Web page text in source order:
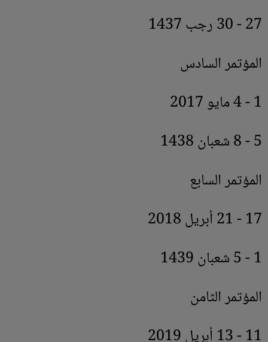
27 - 30 رجب 1437
المؤتمر السادس
1 - 4 مايو 2017
5 - 8 شعبان 1438
المؤتمر السابع
17 - 21 أبريل 2018
1 - 5 شعبان 1439
المؤتمر الثامن